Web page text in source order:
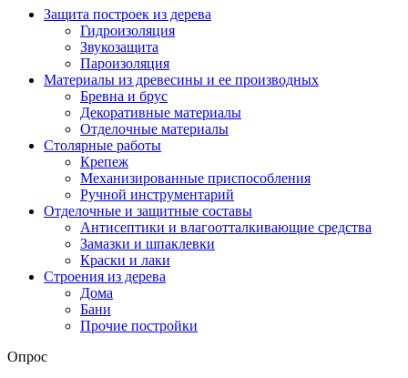
Защита построек из дерева
Гидроизоляция
Звукозащита
Пароизоляция
Материалы из древесины и ее производных
Бревна и брус
Декоративные материалы
Отделочные материалы
Столярные работы
Крепеж
Механизированные приспособления
Ручной инструментарий
Отделочные и защитные составы
Антисептики и влагоотталкивающие средства
Замазки и шпаклевки
Краски и лаки
Строения из дерева
Дома
Бани
Прочие постройки
Опрос